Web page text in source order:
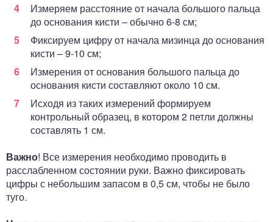
Измеряем расстояние от начала большого пальца
до основания кисти – обычно 6-8 см;
Фиксируем цифру от начала мизинца до основания
кисти – 9-10 см;
Измерения от основания большого пальца до
основания кисти составляют около 10 см.
Исходя из таких измерений формируем
контрольный образец, в котором 2 петли должны
составлять 1 см.
Важно! Все измерения необходимо проводить в
расслабленном состоянии руки. Важно фиксировать
цифры с небольшим запасом в 0,5 см, чтобы не было
туго.